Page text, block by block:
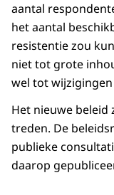
aantal
het aantal
resistentie zou
niet tot grote
wel tot
Het nieuwe beleid
treden. De
publieke
daarop